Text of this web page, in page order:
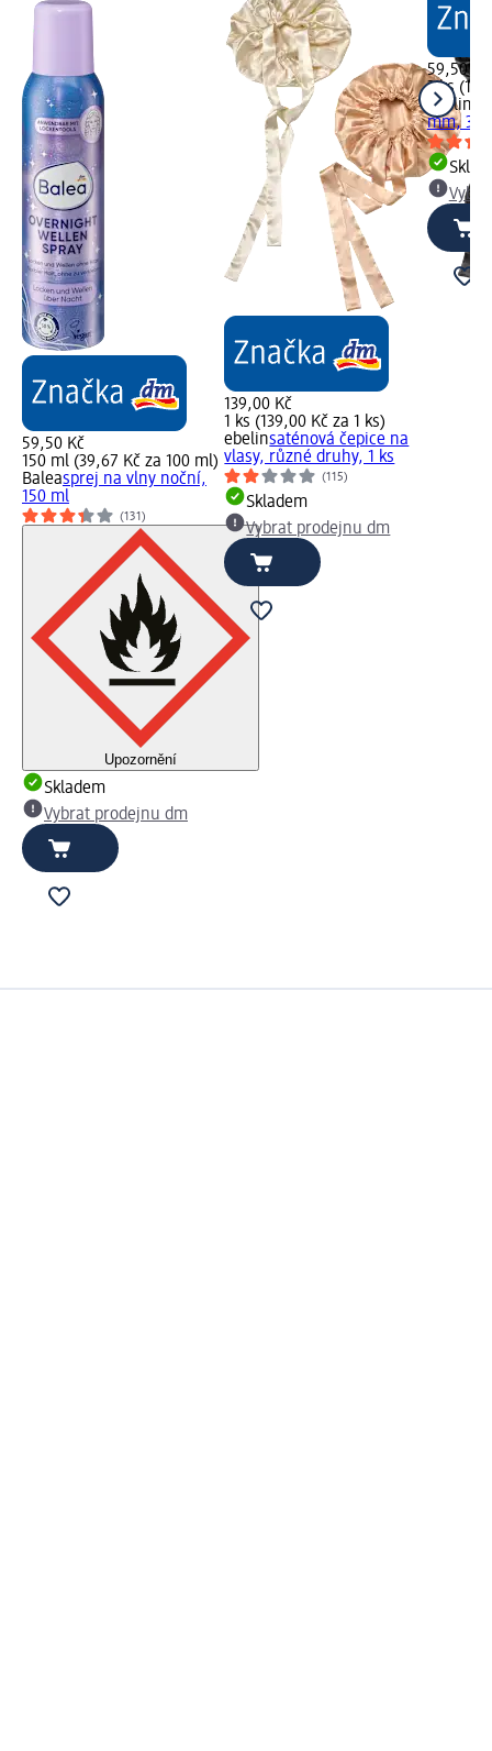
59,50 Kč
150 ml (39,67 Kč za 100 ml)
Baleasprej na vlny noční,
150 ml
(131)
Upozornění
Skladem
Vybrat prodejnu dm
139,00 Kč
1 ks (139,00 Kč za 1 ks)
ebelinsaténová čepice na
vlasy, různé druhy, 1 ks
(115)
Skladem
Vybrat prodejnu dm
59,50 Kč
3 ks
ebelin
mm, 3 ks